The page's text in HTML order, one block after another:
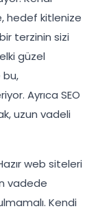
hedef kitlenize
terzinin sizi
güzel
Ayrıca SEO
uzun vadeli
web siteleri
vadede
Kendi